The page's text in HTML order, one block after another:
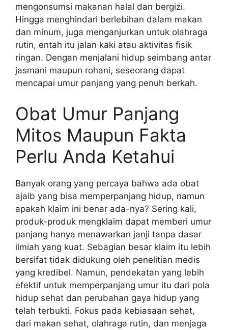
mengonsumsi makanan halal dan bergizi.
Hingga menghindari berlebihan dalam makan
dan minum, juga menganjurkan untuk olahraga
rutin, entah itu jalan kaki atau aktivitas fisik
ringan. Dengan menjalani hidup seimbang antar
jasmani maupun rohani, seseorang dapat
mencapai umur panjang yang penuh berkah.
Obat Umur Panjang
Mitos Maupun Fakta
Perlu Anda Ketahui
Banyak orang yang percaya bahwa ada obat
ajaib yang bisa memperpanjang hidup, namun
apakah klaim ini benar ada-nya? Sering kali,
produk-produk mengklaim dapat memberi umur
panjang hanya menawarkan janji tanpa dasar
ilmiah yang kuat. Sebagian besar klaim itu lebih
bersifat tidak didukung oleh penelitian medis
yang kredibel. Namun, pendekatan yang lebih
efektif untuk memperpanjang umur itu dari pola
hidup sehat dan perubahan gaya hidup yang
telah terbukti. Fokus pada kebiasaan sehat,
dari makan sehat, olahraga rutin, dan menjaga